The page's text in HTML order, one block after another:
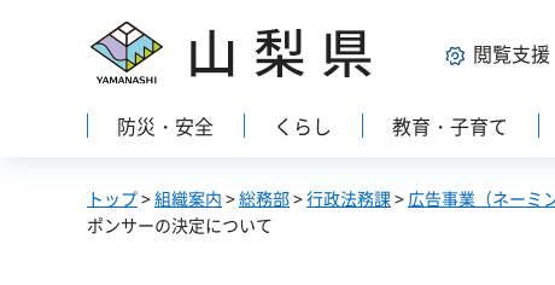
山梨県 閲覧支援
防災・安全 くらし 教育・子育て
トップ>組織案内 >総務部>行政法務課> 広告事業（ネーミ
ポンサーの決定について